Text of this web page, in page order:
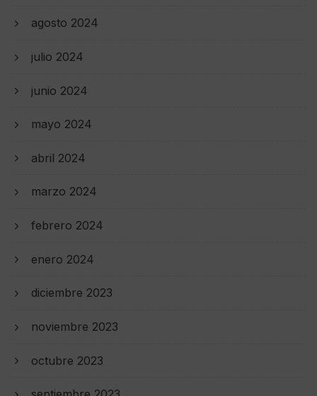
agosto 2024
julio 2024
junio 2024
mayo 2024
abril 2024
marzo 2024
febrero 2024
enero 2024
diciembre 2023
noviembre 2023
octubre 2023